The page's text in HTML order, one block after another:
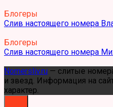
Блогеры
Слив настоящего номера
Блогеры
Слив настоящего номера
Nomersliv.ru — слитые
и звезд. Информация на
характер.